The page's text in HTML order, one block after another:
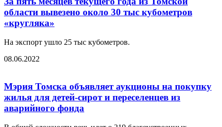
области вывезено около 30 тыс кубометров
«кругляка»
На экспорт ушло 25 тыс кубометров.
08.06.2022
Мэрия Томска объявляет аукционы на покупку
жилья для детей-сирот и переселенцев из
аварийного фонда